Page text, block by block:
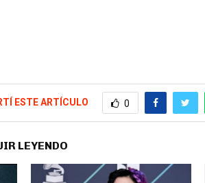
ESTE ARTÍCULO 0
LEYENDO